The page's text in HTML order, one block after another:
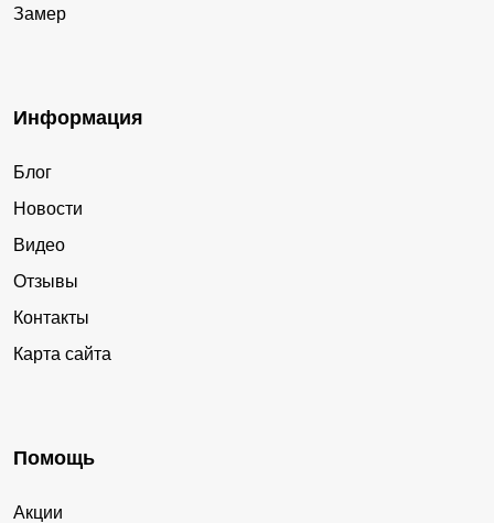
Замер
Информация
Блог
Новости
Видео
Отзывы
Контакты
Карта сайта
Помощь
Акции